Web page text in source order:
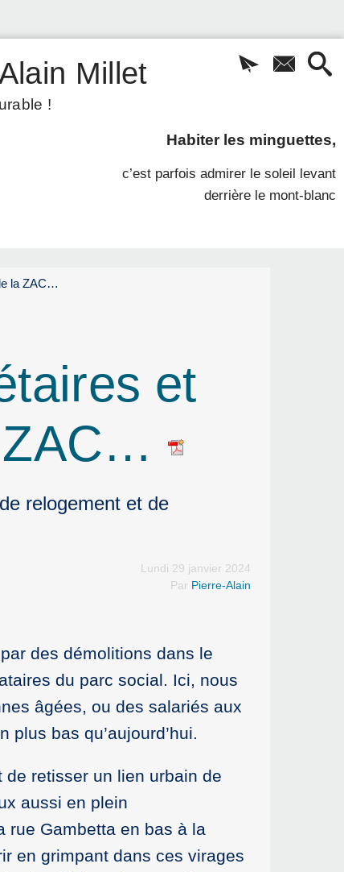
Millet
!
Habiter les minguettes,
c’est parfois admirer le soleil levant
derrière le mont-blanc
la ZAC…
et
ZAC…
relogement et de
Lundi 29 janvier 2024
Par Pierre-Alain
des démolitions dans le
du parc social. Ici, nous
âgées, ou des salariés aux
bas qu’aujourd’hui.
retisser un lien urbain de
aussi en plein
rue Gambetta en bas à la
en grimpant dans ces virages